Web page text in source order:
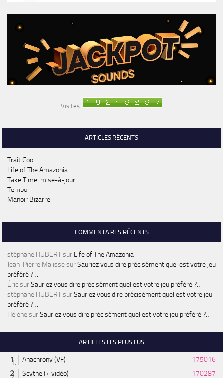
Visites:
ARTICLES RÉCENTS
Trait Cool
Life of The Amazonia
Take Time: mise-à-jour
Tembo
Manoir Bizarre
COMMENTAIRES RÉCENTS
stéphane HUBERTsur Life of The Amazonia
Jean-Pierre MalissesurSauriez vous dire précisément quel est votre jeu
préféré ?…
ÉricsurSauriez vous dire précisément quel est votre jeu préféré ?…
stéphane HUBERTsurSauriez vous dire précisément quel est votre jeu
préféré ?…
HélènesurSauriez vous dire précisément quel est votre jeu préféré ?…
ARTICLES LES PLUS LUS
Anachrony (VF)
175016
Scythe (+ vidéo)
170287